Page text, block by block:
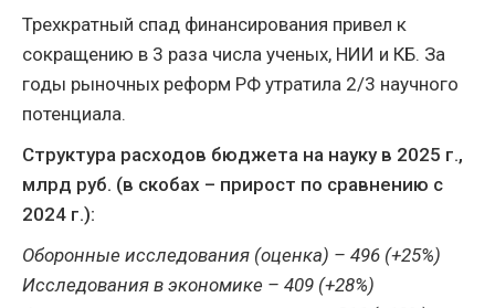
Трехкратный спад финансирования привел к
сокращению в 3 раза числа ученых, НИИ и КБ. За
годы рыночных реформ РФ утратила 2/3 научного
потенциала.
Структура расходов бюджета на науку в 2025 г.,
млрд руб. (в скобах – прирост по сравнению с
2024 г.):
Оборонные исследования (оценка) – 496 (+25%)
Исследования в экономике – 409 (+28%)